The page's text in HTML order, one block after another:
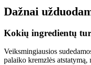
Dažnai
Kokių ingredientų
Veiksmingiausios
palaiko kremzlės atstatymą,